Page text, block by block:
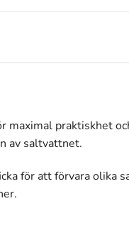
praktiskhet
av saltvattnet.
för att förvara olika